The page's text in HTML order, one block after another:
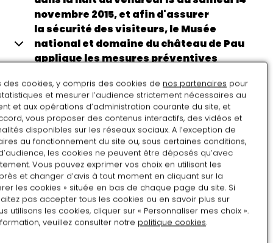
novembre 2015, et afin d'assurer
la sécurité des visiteurs, le Musée
national et domaine du château de Pau
applique les mesures préventives
administrations publiques.
L'accès aux salles est subordonné à un contrôle des
bagages et sacs des visiteurs.
L'introduction de bagages (valises, y compris format
"cabine" et sacs de grande contenance) est
interdite.
Consignes
Des consignes sont disponibles.
Attention ! la taille des casiers ne
des cookies, y compris des cookies de nos partenaires pour
et mesurer l’audience strictement nécessaires au
et aux opérations d’administration courante du site, et
vous proposer des contenus interactifs, des vidéos et
disponibles sur les réseaux sociaux. A l’exception de
au fonctionnement du site ou, sous certaines conditions,
les cookies ne peuvent être déposés qu’avec
Vous pouvez exprimer vos choix en utilisant les
et changer d’avis à tout moment en cliquant sur la
les cookies » située en bas de chaque page du site. Si
pas accepter tous les cookies ou en savoir plus sur
utilisons les cookies, cliquer sur « Personnaliser mes choix ».
veuillez consulter notre politique cookies.